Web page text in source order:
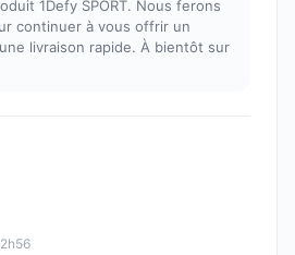
1Defy SPORT. Nous ferons
continuer à vous offrir un
livraison rapide. À bientôt sur